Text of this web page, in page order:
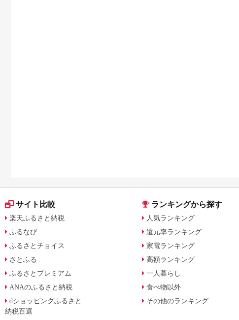
サイト比較
楽天ふるさと納税
ふるなび
ふるさとチョイス
さとふる
ふるさとプレミアム
ANAのふるさと納税
dショッピングふるさと
納税百選
ランキングから探す
人気ランキング
還元率ランキング
家電ランキング
高額ランキング
一人暮らし
食べ物以外
その他のランキング